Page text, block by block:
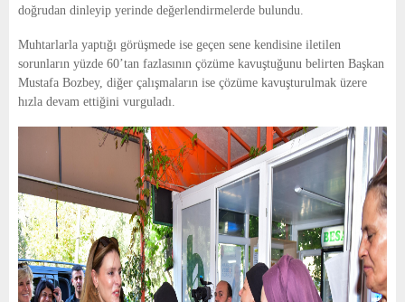
doğrudan dinleyip yerinde değerlendirmelerde bulundu.
Muhtarlarla yaptığı görüşmede ise geçen sene kendisine iletilen
sorunların yüzde 60’tan fazlasının çözüme kavuştuğunu belirten Başkan
Mustafa Bozbey, diğer çalışmaların ise çözüme kavuşturulmak üzere
hızla devam ettiğini vurguladı.